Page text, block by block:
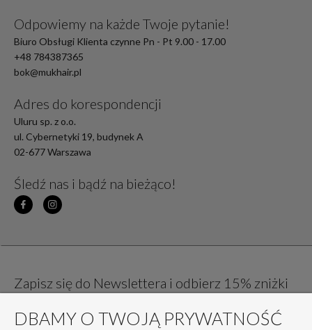
Odpowiemy na każde Twoje pytanie!
Biuro Obsługi Klienta czynne Pn - Pt 9.00 - 17.00
+48 784387365
bok@mukhair.pl
Adres do korespondencji
Uluru sp. z o.o.
ul. Cybernetyki 19, budynek A
02-677 Warszawa
Śledź nas i bądź na bieżąco!
Zapisz się do Newslettera i odbierz 15% zniżki
DBAMY O TWOJĄ PRYWATNOŚĆ